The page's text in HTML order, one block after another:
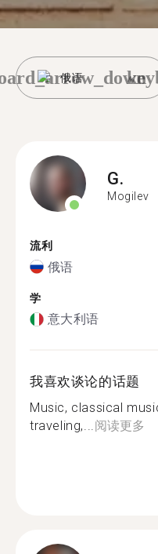
俄语
G.
Mogilev
流利
俄语
学
意大利语
我喜欢谈论的话题
Music, classical
traveling,...阅读更多